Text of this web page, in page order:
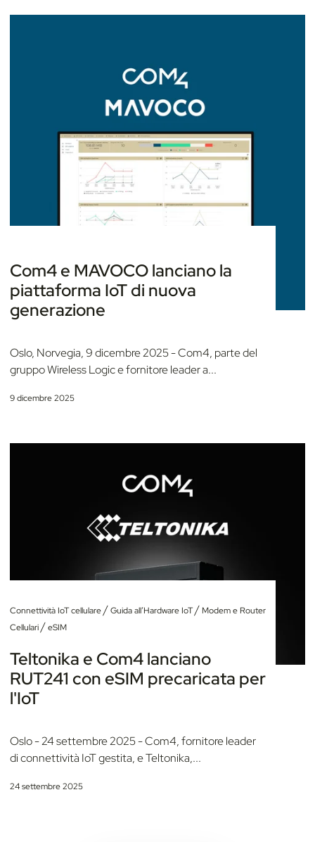
Com4 e MAVOCO lanciano la
piattaforma IoT di nuova
generazione
Oslo, Norvegia, 9 dicembre 2025 - Com4, parte del
gruppo Wireless Logic e fornitore leader a...
9 dicembre 2025
Connettività IoT cellulare/Guida all’Hardware IoT/ Modem e Router
Cellulari/eSIM
Teltonika e Com4 lanciano
RUT241 con eSIM precaricata per
l'IoT
Oslo - 24 settembre 2025 - Com4, fornitore leader
di connettività IoT gestita, e Teltonika,...
24 settembre 2025